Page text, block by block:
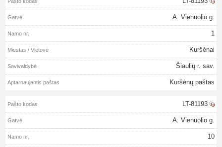
A. Vienuolio g.
1
Kuršėnai
Šiaulių r. sav.
Kuršėnų paštas
LT-81193
A. Vienuolio g.
10